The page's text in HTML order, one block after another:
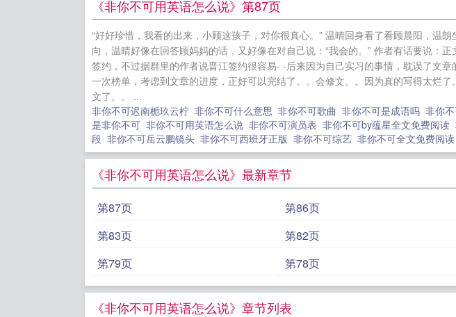
《非你不可用英语怎么说》第87页
“好好珍惜，我看的出来，小顾这孩子，对你很真心。” 温晴回身看了看顾晨阳，温
向，温晴好像在回答顾妈妈的话，又好像在对自己说：“我会的。” 作者有话要说：
签约，不过据群里的作者说晋江签约很容易- -后来因为自己实习的事情，耽误了文
一次榜单，考虑到文章的进度，正好可以完结了。。会修文。。因为真的写得太烂
文了。。 ...
非你不可迟南栀玖云柠 非你不可什么意思 非你不可歌曲 非你不可是成语吗 非你
是非你不可 非你不可用英语怎么说 非你不可演员表 非你不可by蕴星全文免费阅读
段 非你不可岳云鹏镜头 非你不可西班牙正版 非你不可综艺 非你不可全文免费阅读
《非你不可用英语怎么说》最新章节
第87页 第86页
第83页
第82页
第79页
第78页
《非你不可用英语怎么说》章节列表